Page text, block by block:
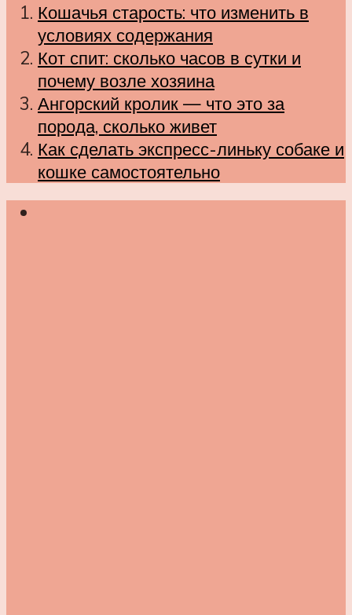
Кошачья старость: что изменить в
условиях содержания
Кот спит: сколько часов в сутки и
почему возле хозяина
Ангорский кролик — что это за
порода, сколько живет
Как сделать экспресс-линьку собаке и
кошке самостоятельно